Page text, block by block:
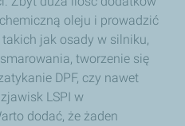
oleju i prowadzić
jak osady w silniku,
tworzenie się
DPF, czy nawet
LSPI w
dodać, że żaden